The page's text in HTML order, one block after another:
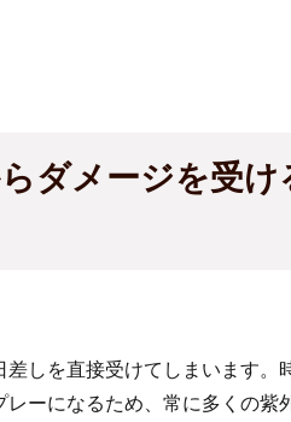
ダメージを受け
しを直接受けてしまいます。
ーになるため、常に多くの紫